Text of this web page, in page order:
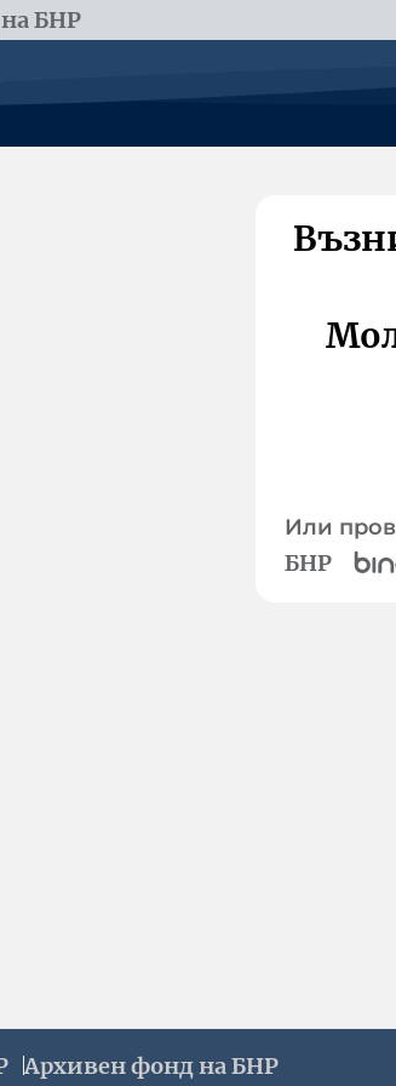
БНР
Или
БНР
Архивен фонд на БНР